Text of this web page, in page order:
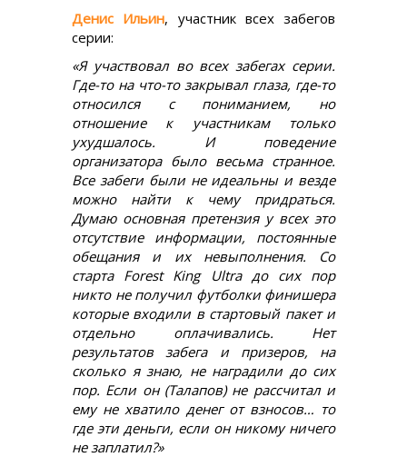
Денис Ильин, участник всех забегов
серии:
«Я участвовал во всех забегах серии.
Где-то на что-то закрывал глаза, где-то
относился с пониманием, но
отношение к участникам только
ухудшалось. И поведение
организатора было весьма странное.
Все забеги были не идеальны и везде
можно найти к чему придраться.
Думаю основная претензия у всех это
отсутствие информации, постоянные
обещания и их невыполнения. Со
старта Forest King Ultra до сих пор
никто не получил футболки финишера
которые входили в стартовый пакет и
отдельно оплачивались. Нет
результатов забега и призеров, на
сколько я знаю, не наградили до сих
пор. Если он (Талапов) не рассчитал и
ему не хватило денег от взносов… то
где эти деньги, если он никому ничего
не заплатил?»